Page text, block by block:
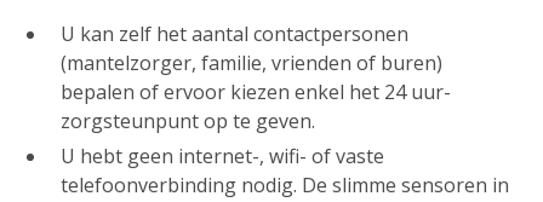
U kan zelf het aantal contactpersonen
(mantelzorger, familie, vrienden of buren)
bepalen of ervoor kiezen enkel het 24 uur-
zorgsteunpunt op te geven.
U hebt geen internet-, wifi- of vaste
telefoonverbinding nodig. De slimme sensoren in